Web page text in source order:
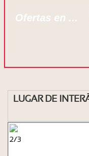
Ofertas en ...
LUGAR DE
2/3